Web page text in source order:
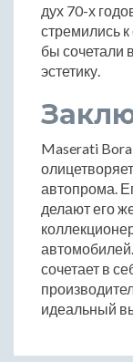
дух 70-х
стремились
бы сочетали
эстетику.
Maserati
автопрома.
делают его
сочетает в
идеальный